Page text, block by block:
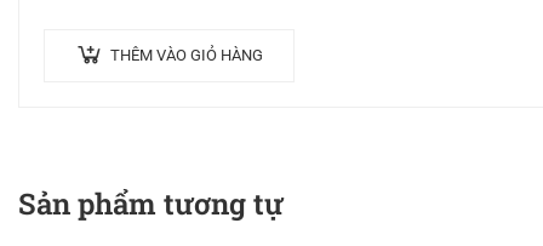
THÊM VÀO GIỎ HÀNG
Sản phẩm tương tự